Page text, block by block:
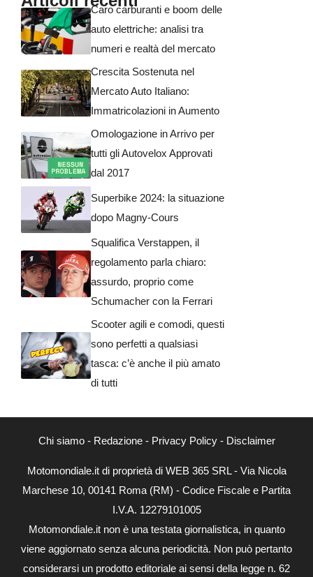
Caro carburanti e boom delle
auto elettriche: analisi tra
numeri e realtà del mercato
Crescita Sostenuta nel
Mercato Auto Italiano:
Immatricolazioni in Aumento
Omologazione in Arrivo per
tutti gli Autovelox Approvati
dal 2017
Superbike 2024: la situazione
dopo Magny-Cours
Squalifica Verstappen, il
regolamento parla chiaro:
assurdo, proprio come
Schumacher con la Ferrari
Scooter agili e comodi, questi
sono perfetti a qualsiasi
tasca: c’è anche il più amato
di tutti
Chi siamo- Redazione- Privacy Policy- Disclaimer
Motomondiale.it di proprietà di WEB 365 SRL - Via Nicola
Marchese 10, 00141 Roma (RM) - Codice Fiscale e Partita
I.V.A. 12279101005
Motomondiale.it non è una testata giornalistica, in quanto
viene aggiornato senza alcuna periodicità. Non può pertanto
considerarsi un prodotto editoriale ai sensi della legge n. 62